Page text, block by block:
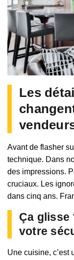
Les
Avant de flasher
technique. Dans
des impressions.
cruciaux. Les
dans cinq ans.
Ça glisse
votre
Une cuisine, c’est